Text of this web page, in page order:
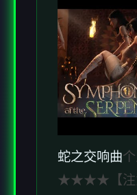
蛇之交响曲
★★★★【注